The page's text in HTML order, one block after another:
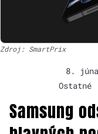
Zdroj: SmartPrix
8.
Ostatné
Samsung